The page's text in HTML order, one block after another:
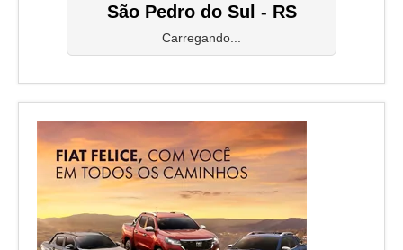
São Pedro do Sul - RS
Carregando...